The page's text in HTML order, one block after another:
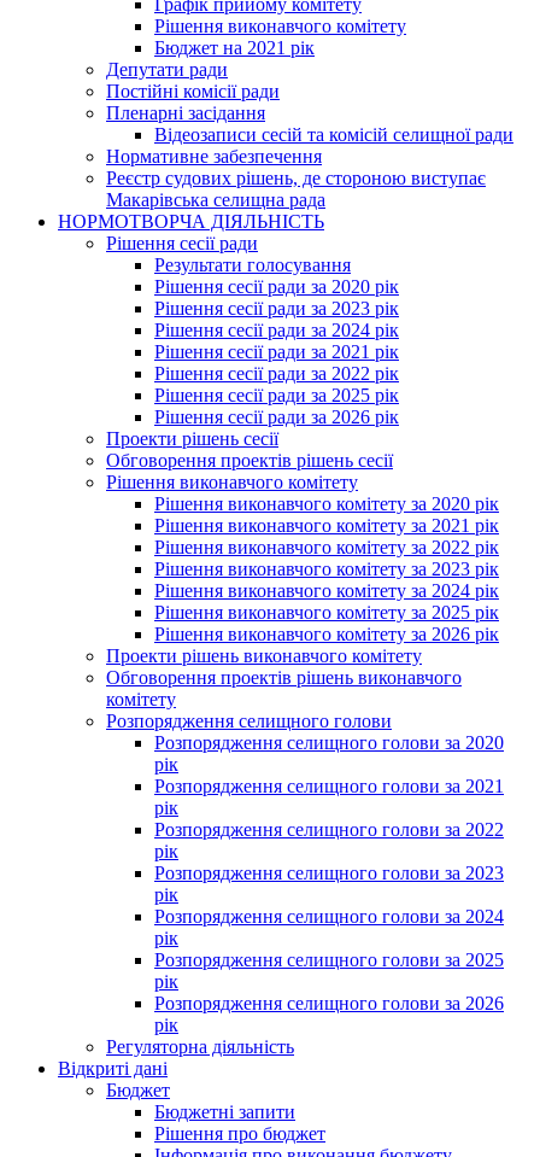
Графік прийому комітету
Рішення виконавчого комітету
Бюджет на 2021 рік
Депутати ради
Постійні комісії ради
Пленарні засідання
Відеозаписи сесій та комісій селищної ради
Нормативне забезпечення
Реєстр судових рішень, де стороною виступає
Макарівська селищна рада
НОРМОТВОРЧА ДІЯЛЬНІСТЬ
Рішення сесії ради
Результати голосування
Рішення сесії ради за 2020 рік
Рішення сесії ради за 2023 рік
Рішення сесії ради за 2024 рік
Рішення сесії ради за 2021 рік
Рішення сесії ради за 2022 рік
Рішення сесії ради за 2025 рік
Рішення сесії ради за 2026 рік
Проекти рішень сесії
Обговорення проектів рішень сесії
Рішення виконавчого комітету
Рішення виконавчого комітету за 2020 рік
Рішення виконавчого комітету за 2021 рік
Рішення виконавчого комітету за 2022 рік
Рішення виконавчого комітету за 2023 рік
Рішення виконавчого комітету за 2024 рік
Рішення виконавчого комітету за 2025 рік
Рішення виконавчого комітету за 2026 рік
Проекти рішень виконавчого комітету
Обговорення проектів рішень виконавчого
комітету
Розпорядження селищного голови
Розпорядження селищного голови за 2020
рік
Розпорядження селищного голови за 2021
рік
Розпорядження селищного голови за 2022
рік
Розпорядження селищного голови за 2023
рік
Розпорядження селищного голови за 2024
рік
Розпорядження селищного голови за 2025
рік
Розпорядження селищного голови за 2026
рік
Регуляторна діяльність
Відкриті дані
Бюджет
Бюджетні запити
Рішення про бюджет